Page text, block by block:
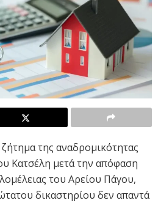
της αναδρομικότητας
Κατσέλη μετά την απόφαση
του Αρείου Πάγου,
δικαστηρίου δεν απαντά